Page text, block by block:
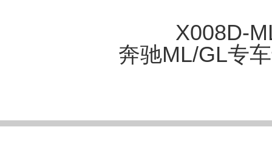
X008D-
奔驰ML/GL专